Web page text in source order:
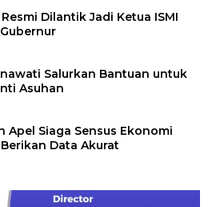
Dilantik Jadi Ketua ISMI
Salurkan Bantuan untuk
Asuhan
Apel Siaga Sensus Ekonomi
Data Akurat